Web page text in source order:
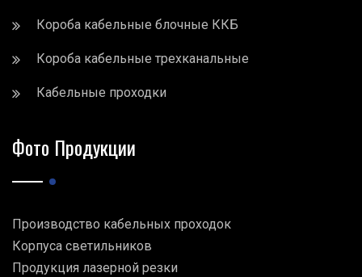
Короба кабельные блочные ККБ
Короба кабельные трехканальные
Кабельные проходки
Фото Продукции
Производство кабельных проходок
Корпуса светильников
Продукция лазерной резки